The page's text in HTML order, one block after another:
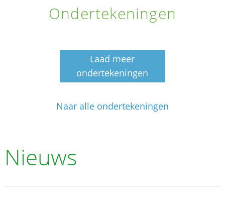
Ondertekeningen
Laad meer
ondertekeningen
Naar alle ondertekeningen
Nieuws